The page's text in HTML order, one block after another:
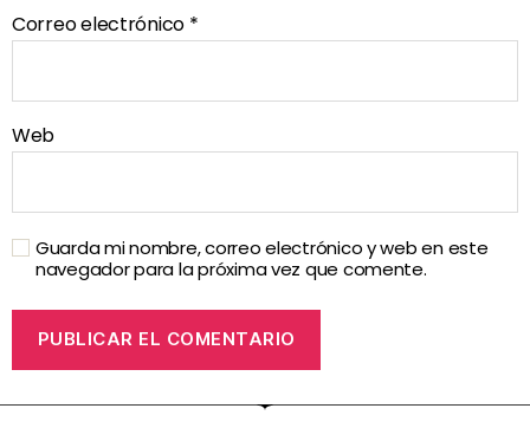
Correo electrónico *
Web
Guarda mi nombre, correo electrónico y web en este
navegador para la próxima vez que comente.